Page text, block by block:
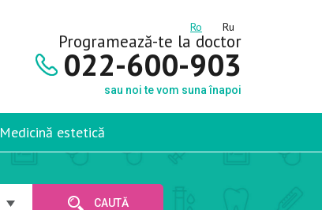
Ro Ru
Programează-te la doctor
022-600-903
sau noi te vom suna înapoi
Medicină estetică
CAUTĂ